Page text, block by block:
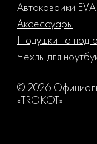
Автоковрики EVA
Аксессуары
Подушки на
Чехлы для
© 2026
«TROKOT»